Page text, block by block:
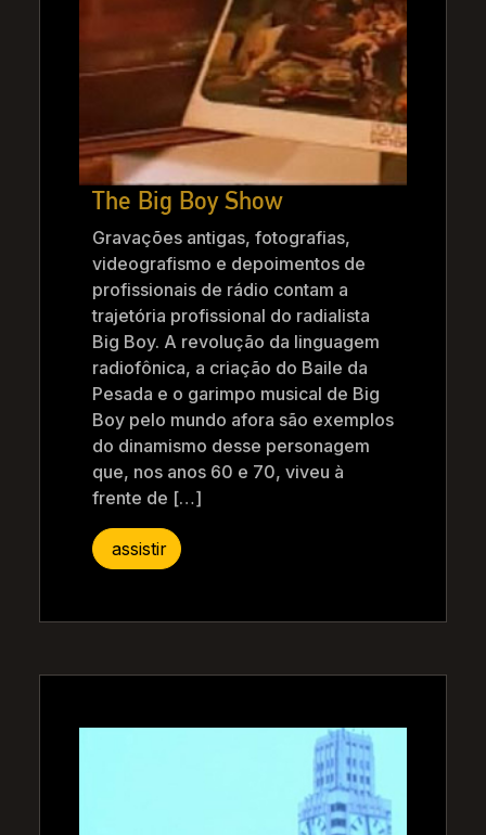
The Big Boy Show
Gravações antigas, fotografias,
videografismo e depoimentos de
profissionais de rádio contam a
trajetória profissional do radialista
Big Boy. A revolução da linguagem
radiofônica, a criação do Baile da
Pesada e o garimpo musical de Big
Boy pelo mundo afora são exemplos
do dinamismo desse personagem
que, nos anos 60 e 70, viveu à
frente de […]
assistir